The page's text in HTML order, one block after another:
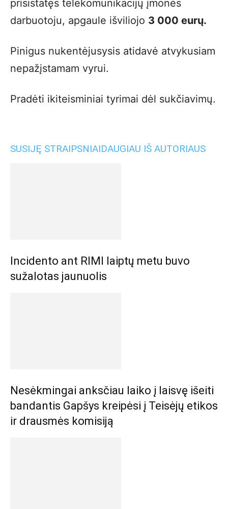
prisistatęs telekomunikacijų įmonės
darbuotoju, apgaule išviliojo 3 000 eurų.
Pinigus nukentėjusysis atidavė atvykusiam
nepažįstamam vyrui.
Pradėti ikiteisminiai tyrimai dėl sukčiavimų.
SUSIJĘ STRAIPSNIAIDAUGIAU IŠ AUTORIAUS
Incidento ant RIMI laiptų metu buvo
sužalotas jaunuolis
Nesėkmingai anksčiau laiko į laisvę išeiti
bandantis Gapšys kreipėsi į Teisėjų etikos
ir drausmės komisiją